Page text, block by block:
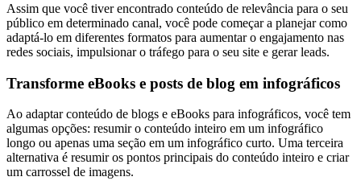
Assim que você tiver encontrado conteúdo de relevância para o seu
público em determinado canal, você pode começar a planejar como
adaptá-lo em diferentes formatos para aumentar o engajamento nas
redes sociais, impulsionar o tráfego para o seu site e gerar leads.
Transforme eBooks e posts de blog em infográficos
Ao adaptar conteúdo de blogs e eBooks para infográficos, você tem
algumas opções: resumir o conteúdo inteiro em um infográfico
longo ou apenas uma seção em um infográfico curto. Uma terceira
alternativa é resumir os pontos principais do conteúdo inteiro e criar
um carrossel de imagens.